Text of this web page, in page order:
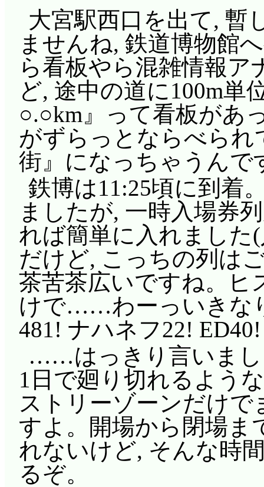
大宮駅西口を出て,
ませんね, 鉄道博物館
ら看板やら混雑情報
ど, 途中の道に100m単
○.○km』って看板があ
がずらっとならべら
街』になっちゃうんで
鉄博は11:25頃に到着
ましたが, 一時入場券
れば簡単に入れました
だけど, こっちの列は
茶苦茶広いですね。ヒ
けで……わーっいきな
481! ナハネフ22! ED40!
……はっきり言いまし
1日で廻り切れるよう
ストリーゾーンだけ
すよ。開場から閉場ま
れないけど, そんな時
るぞ。